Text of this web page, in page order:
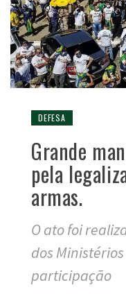
DEFESA
Grande
pela
armas.
O ato foi
dos
participação